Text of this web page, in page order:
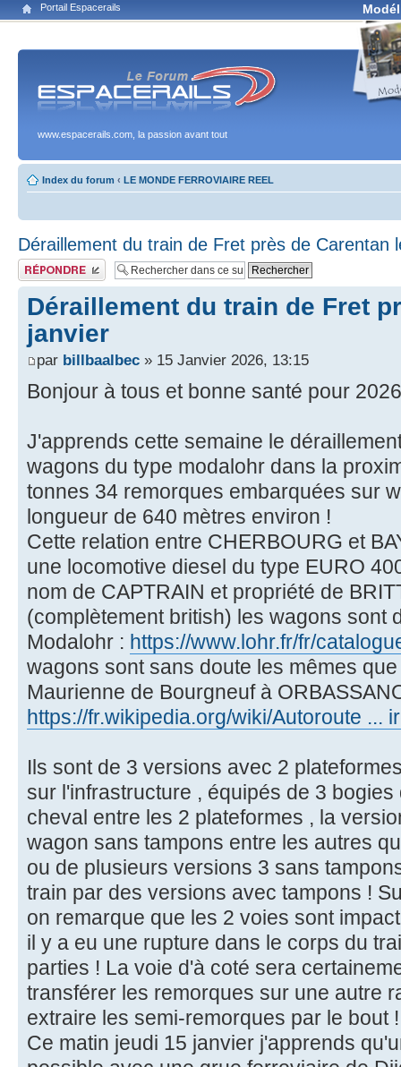
Portail Espacerails
www.espacerails.com, la passion avant tout
Index du forum ‹ LE MONDE FERROVIAIRE REEL
Déraillement du train de Fret près de Carentan
Publier une réponse
Déraillement du train de Fret
janvier
par billbaalbec » 15 Janvier 2026, 13:15
Bonjour à tous et bonne santé pour
J'apprends cette semaine le
wagons du type modalohr dans la
tonnes 34 remorques embarquées sur
longueur de 640 mètres environ !
Cette relation entre CHERBOURG et
une locomotive diesel du type EURO
nom de CAPTRAIN et propriété de
(complètement british) les wagons sont
Modalohr : https://www.lohr.fr/fr/
wagons sont sans doute les mêmes
Maurienne de Bourgneuf à
https://fr.wikipedia.org/wiki/Autoroute ...
Ils sont de 3 versions avec 2
sur l'infrastructure , équipés de 3
cheval entre les 2 plateformes , la
wagon sans tampons entre les autres
ou de plusieurs versions 3 sans
train par des versions avec tampons !
on remarque que les 2 voies sont
il y a eu une rupture dans le corps du
parties ! La voie d'à coté sera
transférer les remorques sur une autre
extraire les semi-remorques par le bout !
Ce matin jeudi 15 janvier j'apprends